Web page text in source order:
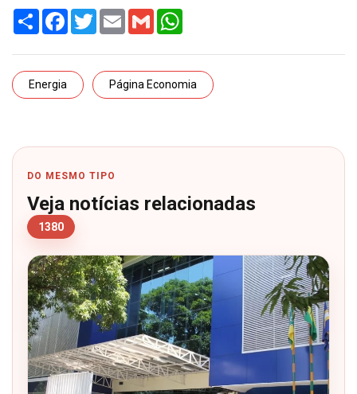
Share Facebook
TwitterEmail Gmail
Energia Página Economia
DO MESMO TIPO
Veja notícias relacionadas
1380